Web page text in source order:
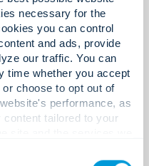
necessary for the
you can control
and ads, provide
our traffic. You can
time whether you accept
choose to opt out of
performance, as
tailored to your
for more information
videobewaking,
van